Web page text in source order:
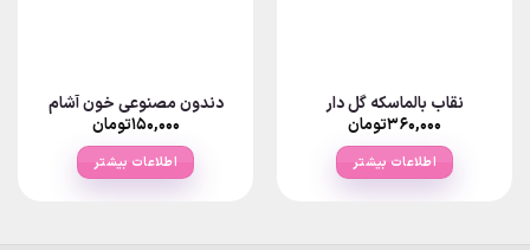
نقاب بالماسکه گل دار
۳۶۰,۰۰۰تومان
اطلاعات بیشتر
دندون مصنوعی خون آشام
۱۵۰,۰۰۰تومان
اطلاعات بیشتر